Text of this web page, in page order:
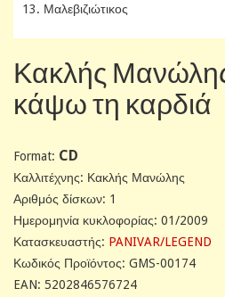
13. Μαλεβιζιώτικος
Κακλής
κάψω τη καρδιά
Format: CD
Καλλιτέχνης: Κακλής Μανώλης
Αριθμός δίσκων: 1
Ημερομηνία κυκλοφορίας: 01/2009
Κατασκευαστής: PANIVAR/LEGEND
Κωδικός Προϊόντος: GMS-00174
EAN: 5202846576724